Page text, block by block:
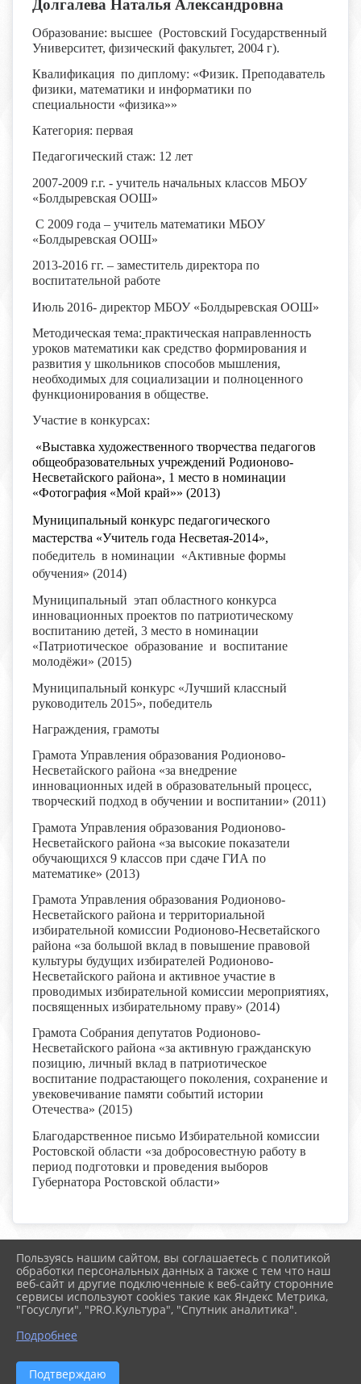
Долгалева Наталья Александровна
Образование: высшее (Ростовский Государственный
Университет, физический факультет, 2004 г).
Квалификация по диплому: «Физик. Преподаватель
физики, математики и информатики по
специальности «физика»»
Категория: первая
Педагогический стаж: 12 лет
2007-2009 г.г. - учитель начальных классов МБОУ
«Болдыревская ООШ»
С 2009 года – учитель математики МБОУ
«Болдыревская ООШ»
2013-2016 гг. – заместитель директора по
воспитательной работе
Июль 2016- директор МБОУ «Болдыревская ООШ»
Методическая тема: практическая направленность
уроков математики как средство формирования и
развития у школьников способов мышления,
необходимых для социализации и полноценного
функционирования в обществе.
Участие в конкурсах:
«Выставка художественного творчества педагогов
общеобразовательных учреждений Родионово-
Несветайского района», 1 место в номинации
«Фотография «Мой край»» (2013)
Муниципальный конкурс педагогического
мастерства «Учитель года Несветая-2014»,
победитель в номинации «Активные формы
обучения» (2014)
Муниципальный этап областного конкурса
инновационных проектов по патриотическому
воспитанию детей, 3 место в номинации
«Патриотическое образование и воспитание
молодёжи» (2015)
Муниципальный конкурс «Лучший классный
руководитель 2015», победитель
Награждения, грамоты
Грамота Управления образования Родионово-
Несветайского района «за внедрение
инновационных идей в образовательный процесс,
творческий подход в обучении и воспитании» (2011)
Грамота Управления образования Родионово-
Несветайского района «за высокие показатели
обучающихся 9 классов при сдаче ГИА по
математике» (2013)
Грамота Управления образования Родионово-
Несветайского района и территориальной
избирательной комиссии Родионово-Несветайского
района «за большой вклад в повышение правовой
культуры будущих избирателей Родионово-
Несветайского района и активное участие в
проводимых избирательной комиссии мероприятиях,
посвященных избирательному праву» (2014)
Грамота Собрания депутатов Родионово-
Несветайского района «за активную гражданскую
позицию, личный вклад в патриотическое
воспитание подрастающего поколения, сохранение и
увековечивание памяти событий истории
Отечества» (2015)
Благодарственное письмо Избирательной комиссии
Ростовской области «за добросовестную работу в
период подготовки и проведения выборов
Губернатора Ростовской области»
2026 г. boldschool-rostov.ru
Вход
Карта сайта
Политика обработки персональных данных
Сделано на KubCMS
Пользуясь нашим сайтом, вы соглашаетесь с политикой
обработки персональных данных а также с тем что наш
веб-сайт и другие подключенные к веб-сайту сторонние
сервисы используют cookies такие как Яндекс Метрика,
"Госуслуги", "PRO.Культура", "Спутник аналитика".
Подробнее
Подтверждаю